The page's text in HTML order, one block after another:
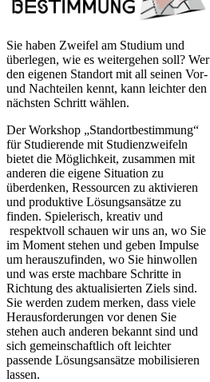
​Sie haben Zweifel am Studium und
überlegen, wie es weitergehen soll? Wer
den eigenen Standort mit all seinen Vor-
und Nachteilen kennt, kann leichter den
nächsten Schritt wählen.
Der Workshop „Standortbestimmung“
für Studierende mit Studienzweifeln
bietet die Möglichkeit, zusammen mit
anderen die eigene Situation zu
überdenken, Ressourcen zu aktivieren
und produktive Lösungsansätze zu
finden. Spielerisch, kreativ und​
respektvoll schauen wir uns an, wo Sie
im Moment stehen und geben Impulse
um herauszufinden, wo Sie hinwollen
und was erste machbare Schritte in
Richtung des aktualisierten Ziels sind.
Sie werden zudem merken, dass viele
Herausforderungen vor denen Sie
stehen auch anderen bekannt sind und
sich gemeinschaftlich oft leichter
passende Lösungsansätze mobilisieren
lassen.​